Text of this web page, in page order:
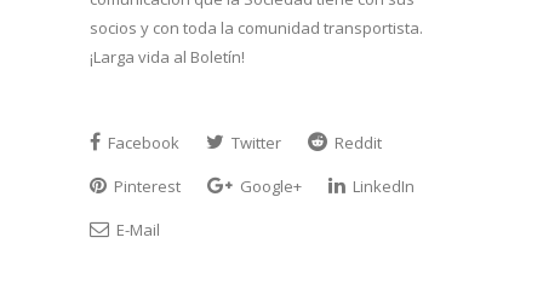
socios y con toda la comunidad transportista.
¡Larga vida al Boletín!
Facebook Twitter
Reddit
Pinterest
Google+
LinkedIn
E-Mail